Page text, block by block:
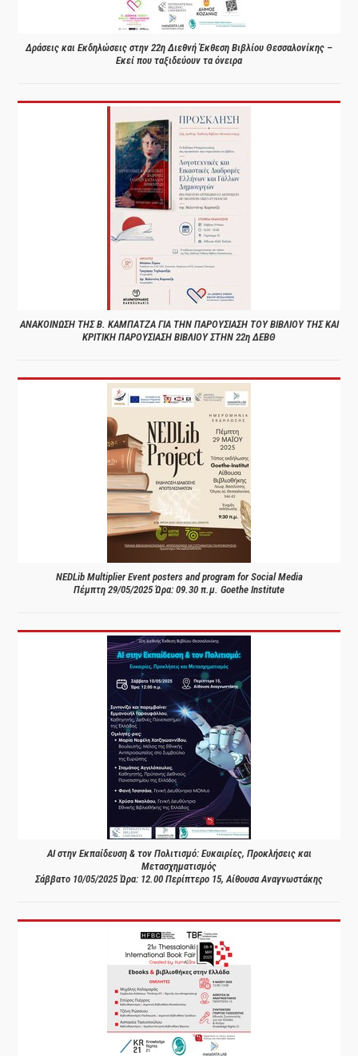
Δράσεις και Εκδηλώσεις στην 22η Διεθνή Έκθεση Βιβλίου Θεσσαλονίκης –
Εκεί που ταξιδεύουν τα όνειρα
ΑΝΑΚΟΙΝΩΣΗ ΤΗΣ Β. ΚΑΜΠΑΤΖΑ ΓΙΑ ΤΗΝ ΠΑΡΟΥΣΙΑΣΗ ΤΟΥ ΒΙΒΛΙΟΥ ΤΗΣ ΚΑΙ
ΚΡΙΤΙΚΗ ΠΑΡΟΥΣΙΑΣΗ ΒΙΒΛΙΟΥ ΣΤΗΝ 22η ΔΕΒΘ
NEDLib Multiplier Event posters and program for Social Media
Πέμπτη 29/05/2025 Ώρα: 09.30 π.μ. Goethe Institute
AI στην Εκπαίδευση & τον Πολιτισμό: Ευκαιρίες, Προκλήσεις και
Μετασχηματισμός
Σάββατο 10/05/2025 Ώρα: 12.00 Περίπτερο 15, Αίθουσα Αναγνωστάκης